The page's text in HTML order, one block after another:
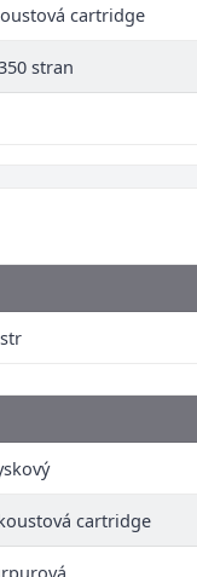
cartridge
stran
cartridge